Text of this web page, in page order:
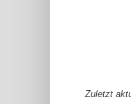
Zuletzt